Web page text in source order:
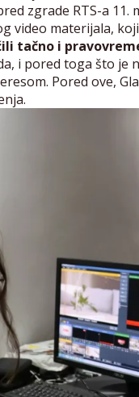
zgrade RTS-a
video materijala,
tačno i
i pored toga što
Pored ove,